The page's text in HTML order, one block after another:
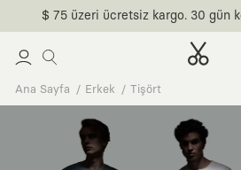
$ 75 üzeri ücretsiz kargo. 30 gün
Ana Sayfa Erkek Tişört